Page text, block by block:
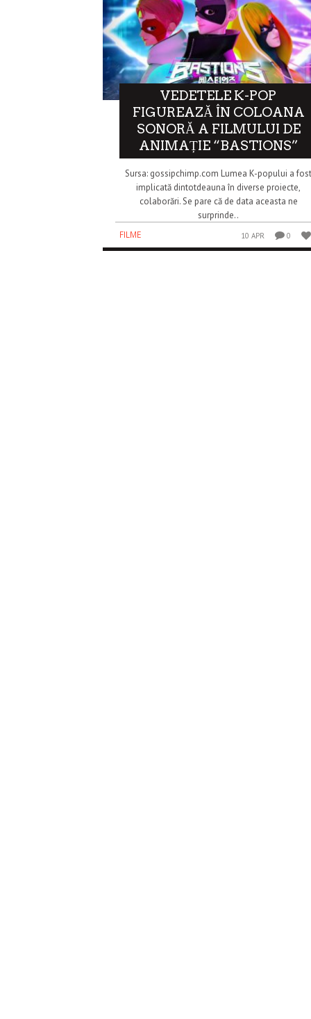
VEDETELE K-POP
FIGUREAZĂ ÎN COLOANA
SONORĂ A FILMULUI DE
ANIMAȚIE “BASTIONS”
Sursa: gossipchimp.com Lumea K-popului a fost
implicată dintotdeauna în diverse proiecte,
colaborări. Se pare că de data aceasta ne
surprinde..
FILME
10 APR 0